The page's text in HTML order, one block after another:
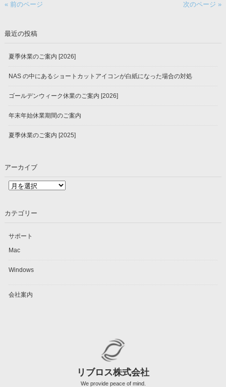
« 前のページ 次のページ »
最近の投稿
夏季休業のご案内 [2026]
NAS の中にあるショートカットアイコンが白紙になった場合の対処
ゴールデンウィーク休業のご案内 [2026]
年末年始休業期間のご案内
夏季休業のご案内 [2025]
アーカイブ
ア
イ
カテゴリー
サポート
Mac
Windows
会社案内
リブロス株式会社
We provide peace of mind.